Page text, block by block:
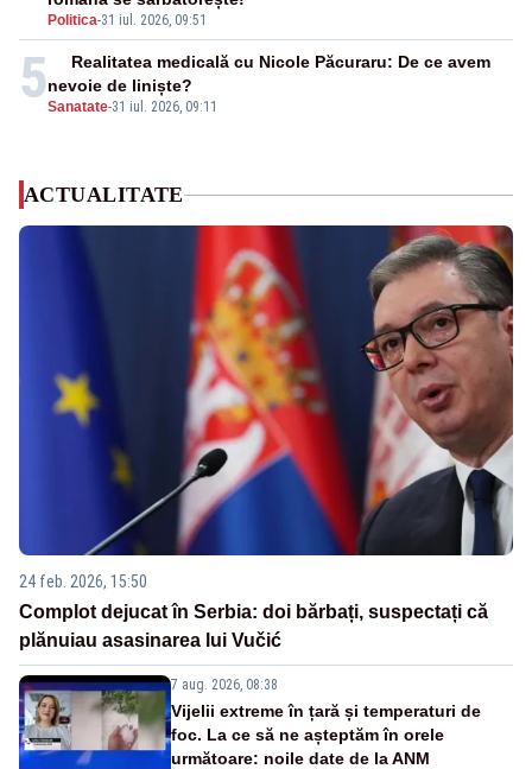
Politica-31 iul. 2026, 09:51
5Sanatate-31 iul. 2026, 09:11
Realitatea medicală cu Nicole Păcuraru: De ce avem
nevoie de liniște?
ACTUALITATE
24 feb. 2026, 15:50
Complot dejucat în Serbia: doi bărbați, suspectați că
plănuiau asasinarea lui Vučić
7 aug. 2026, 08:38
Vijelii extreme în țară și temperaturi de
foc. La ce să ne așteptăm în orele
următoare: noile date de la ANM